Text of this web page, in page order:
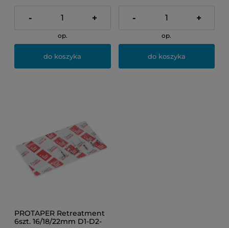
- +
op.
do koszyka
- +
op.
do koszyka
PROTAPER Retreatment
6szt. 16/18/22mm D1-D2-